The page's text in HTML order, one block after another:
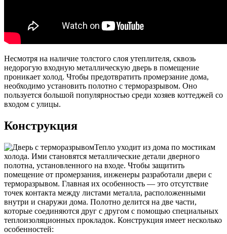
Несмотря на наличие толстого слоя утеплителя, сквозь
недорогую входную металлическую дверь в помещение
проникает холод. Чтобы предотвратить промерзание дома,
необходимо установить полотно с терморазрывом. Оно
пользуется большой популярностью среди хозяев коттеджей со
входом с улицы.
Конструкция
Тепло уходит из дома по мостикам
холода. Ими становятся металлические детали дверного
полотна, установленного на входе. Чтобы защитить
помещение от промерзания, инженеры разработали двери с
терморазрывом. Главная их особенность — это отсутствие
точек контакта между листами металла, расположенными
внутри и снаружи дома. Полотно делится на две части,
которые соединяются друг с другом с помощью специальных
теплоизоляционных прокладок. Конструкция имеет несколько
особенностей: